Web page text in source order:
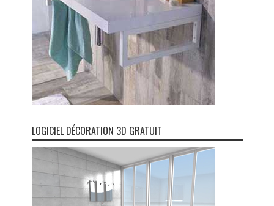
LOGICIEL DÉCORATION 3D GRATUIT